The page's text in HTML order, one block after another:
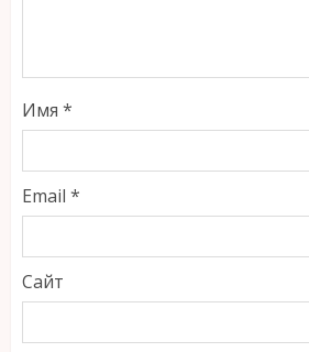
Имя *
Email *
Сайт